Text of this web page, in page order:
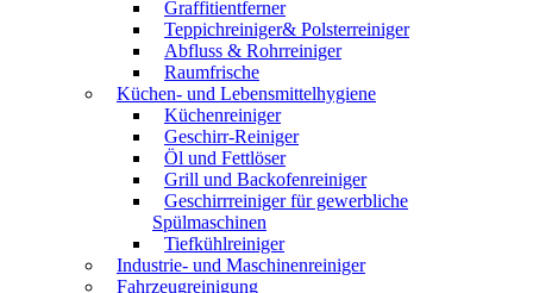
Graffitientferner
Teppichreiniger& Polsterreiniger
Abfluss & Rohrreiniger
Raumfrische
Küchen- und Lebensmittelhygiene
Küchenreiniger
Geschirr-Reiniger
Öl und Fettlöser
Grill und Backofenreiniger
Geschirrreiniger für gewerbliche
Spülmaschinen
Tiefkühlreiniger
Industrie- und Maschinenreiniger
Fahrzeugreinigung